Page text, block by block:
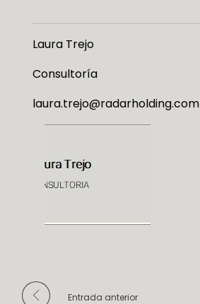
Laura Trejo
Consultoría
laura.trejo@radarholding.com
Entrada anterior